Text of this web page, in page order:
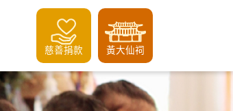
慈善捐款 黃大仙祠